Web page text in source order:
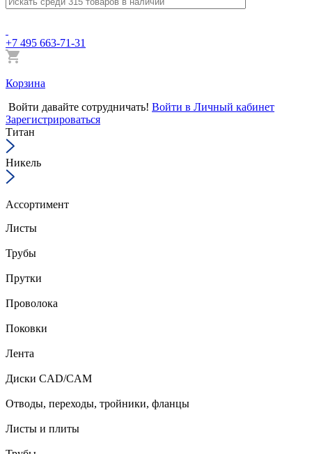
+7 495 663-71-31
Корзина
Войти давайте сотрудничать! Войти в Личный кабинет
Зарегистрироваться
Титан
Никель
Ассортимент
Листы
Трубы
Прутки
Проволока
Поковки
Лента
Диски CAD/CAM
Отводы, переходы, тройники, фланцы
Листы и плиты